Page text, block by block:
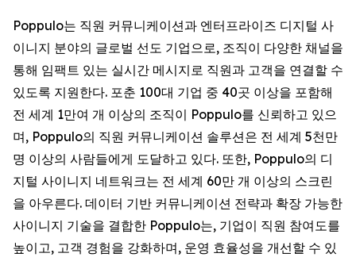
Poppulo는 직원 커뮤니케이션과 엔터프라이즈 디지털 사
이니지 분야의 글로벌 선도 기업으로, 조직이 다양한 채널을
통해 임팩트 있는 실시간 메시지로 직원과 고객을 연결할 수
있도록 지원한다. 포춘 100대 기업 중 40곳 이상을 포함해
전 세계 1만여 개 이상의 조직이 Poppulo를 신뢰하고 있으
며, Poppulo의 직원 커뮤니케이션 솔루션은 전 세계 5천만
명 이상의 사람들에게 도달하고 있다. 또한, Poppulo의 디
지털 사이니지 네트워크는 전 세계 60만 개 이상의 스크린
을 아우른다. 데이터 기반 커뮤니케이션 전략과 확장 가능한
사이니지 기술을 결합한 Poppulo는, 기업이 직원 참여도를
높이고, 고객 경험을 강화하며, 운영 효율성을 개선할 수 있